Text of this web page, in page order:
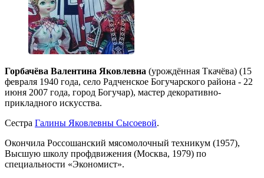
Горбачёва Валентина Яковлевна (урождённая Ткачёва) (15
февраля 1940 года, село Радченское Богучарского района - 22
июня 2007 года, город Богучар), мастер декоративно-
прикладного искусства.
Сестра Галины Яковлевны Сысоевой.
Окончила Россошанский мясомолочный техникум (1957),
Высшую школу профдвижения (Москва, 1979) по
специальности «Экономист».